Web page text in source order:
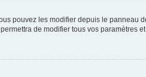
pouvez les modifier depuis le panneau
de modifier tous vos paramètres